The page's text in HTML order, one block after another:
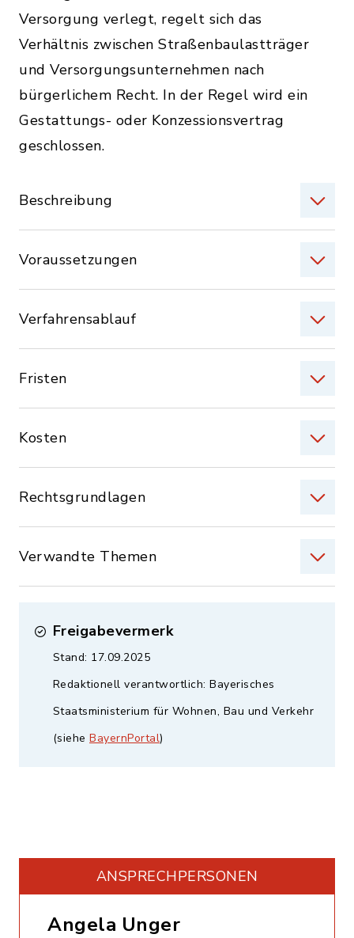
Versorgung verlegt, regelt sich das
Verhältnis zwischen Straßenbaulastträger
und Versorgungsunternehmen nach
bürgerlichem Recht. In der Regel wird ein
Gestattungs- oder Konzessionsvertrag
geschlossen.
Beschreibung
Voraussetzungen
Verfahrensablauf
Fristen
Kosten
Rechtsgrundlagen
Verwandte Themen
Freigabevermerk
Stand: 17.09.2025
Redaktionell verantwortlich: Bayerisches
Staatsministerium für Wohnen, Bau und Verkehr
(siehe BayernPortal)
ANSPRECHPERSONEN
Angela Unger